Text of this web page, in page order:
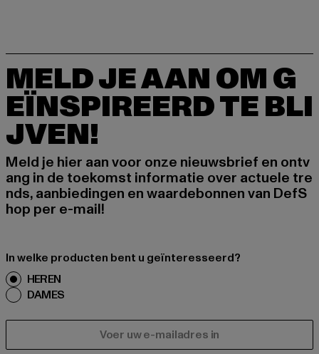
MELD JE AAN OM G
EÏNSPIREERD TE BLI
JVEN!
Meld je hier aan voor onze nieuwsbrief en ontv
ang in de toekomst informatie over actuele tre
nds, aanbiedingen en waardebonnen van DefS
hop per e-mail!
In welke producten bent u geïnteresseerd?
HEREN
DAMES